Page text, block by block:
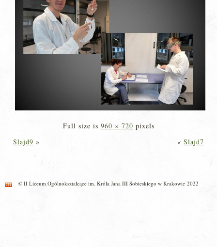
Full size is 960 × 720 pixels
Slajd9 » « Slajd7
© II Liceum Ogólnokształcące im. Króla Jana III Sobieskiego w Krakowie 2022